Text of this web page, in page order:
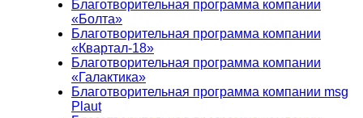
Благотворительная программа компании
«Болта»
Благотворительная программа компании
«Квартал-18»
Благотворительная программа компании
«Галактика»
Благотворительная программа компании msg
Plaut